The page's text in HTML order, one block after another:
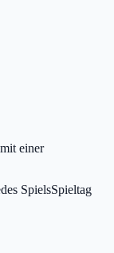
einer
SpielsSpieltag